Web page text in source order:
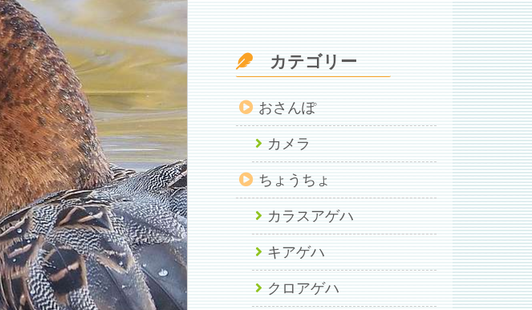
カテゴリー
おさんぽ
カメラ
ちょうちょ
カラスアゲハ
キアゲハ
クロアゲハ